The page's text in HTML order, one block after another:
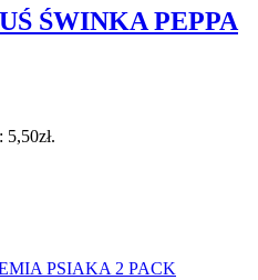
ŚWINKA PEPPA
5,50zł.